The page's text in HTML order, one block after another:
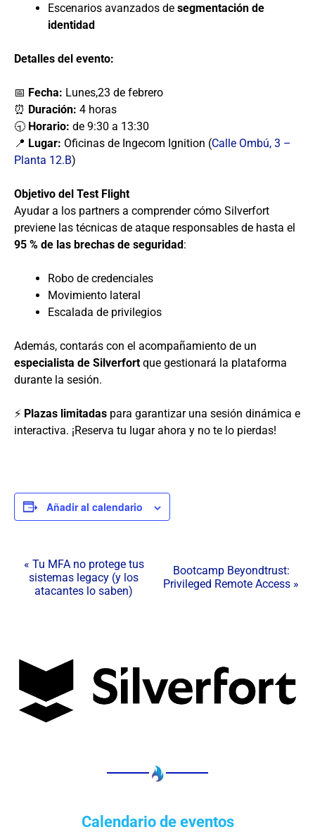
Escenarios avanzados de segmentación de
identidad
Detalles del evento:
📅 Fecha: Lunes,23 de febrero
⏰ Duración: 4 horas
🕤 Horario: de 9:30 a 13:30
📍 Lugar: Oficinas de Ingecom Ignition (Calle Ombú, 3 –
Planta 12.B)
Objetivo del Test Flight
Ayudar a los partners a comprender cómo Silverfort
previene las técnicas de ataque responsables de hasta el
95 % de las brechas de seguridad:
Robo de credenciales
Movimiento lateral
Escalada de privilegios
Además, contarás con el acompañamiento de un
especialista de Silverfort que gestionará la plataforma
durante la sesión.
⚡ Plazas limitadas para garantizar una sesión dinámica e
interactiva. ¡Reserva tu lugar ahora y no te lo pierdas!
Añadir al calendario
N
a
c
« Tu MFA no protege tus
sistemas legacy (y los
atacantes lo saben)
Bootcamp Beyondtrust:
Privileged Remote Access »
Calendario de eventos